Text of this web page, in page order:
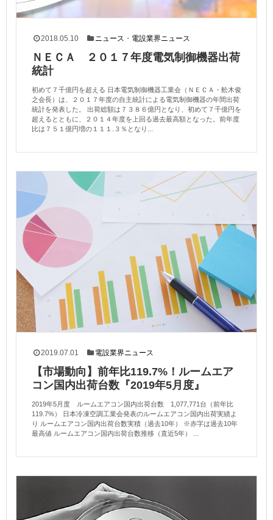
2018.05.10 ニュース ・ 電設業界ニュース
ＮＥＣＡ ２０１７年度電気制御機器出荷
統計
初めて７千億円を超える 日本電気制御機器工業会（ＮＥＣＡ・舩木俊
之会長）は、２０１７年度の自主統計による電気制御機器の年間出荷
統計を発表した。 出荷総額は７３８６億円となり、初めて７千億円を
超えるとともに、２０１４年度を上回る過去最高額となった。前年度
比は７５１億円増の１１１.３％となり...
2019.07.01 電設業界ニュース
【市場動向】前年比119.7%！ルームエア
コン国内出荷台数『2019年5月度』
2019年5月度 ルームエアコン国内出荷台数 1,077,771台（前年比
119.7%） 日本冷凍空調工業会発表のルームエアコン国内出荷実績よ
り ルームエアコン国内出荷台数実積（過去10年） ※赤字は過去10年
最高値 ルームエアコン国内出荷台数推移（直近5年） ...